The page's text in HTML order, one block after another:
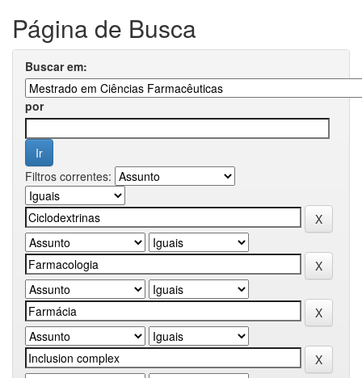
Página de Busca
Buscar em:
por
Filtros correntes: